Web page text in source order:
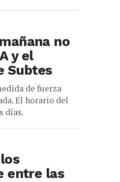
no
y el
Subtes
de fuerza
El horario del
días.
entre las